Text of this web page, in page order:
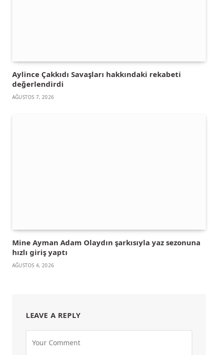
Aylince Çakkıdı Savaşları hakkındaki rekabeti
değerlendirdi
AĞUSTOS 7, 2026
Mine Ayman Adam Olaydın şarkısıyla yaz sezonuna
hızlı giriş yaptı
AĞUSTOS 4, 2026
LEAVE A REPLY